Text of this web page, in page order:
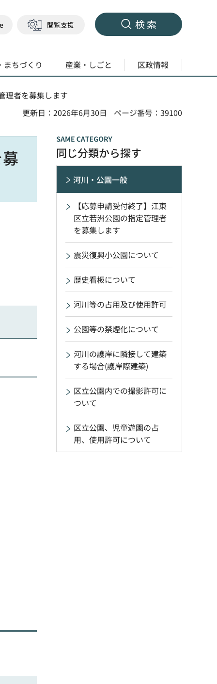
閲覧支援 検索
まちづくり 産業・しごと 区政情報
理者を募集します
更新日：2026年6月30日
ページ番号：39100
同じ分類から探す
河川・公園一般
【応募申請受付終了】江東
区立若洲公園の指定管理者
を募集します
震災復興小公園について
歴史看板について
河川等の占用及び使用許可
公園等の禁煙化について
河川の護岸に隣接して建築
する場合(護岸際建築)
区立公園内での撮影許可に
ついて
区立公園、児童遊園の占
用、使用許可について